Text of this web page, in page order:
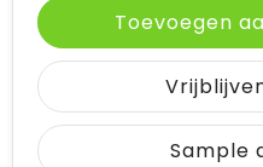
Toevoegen
Sample